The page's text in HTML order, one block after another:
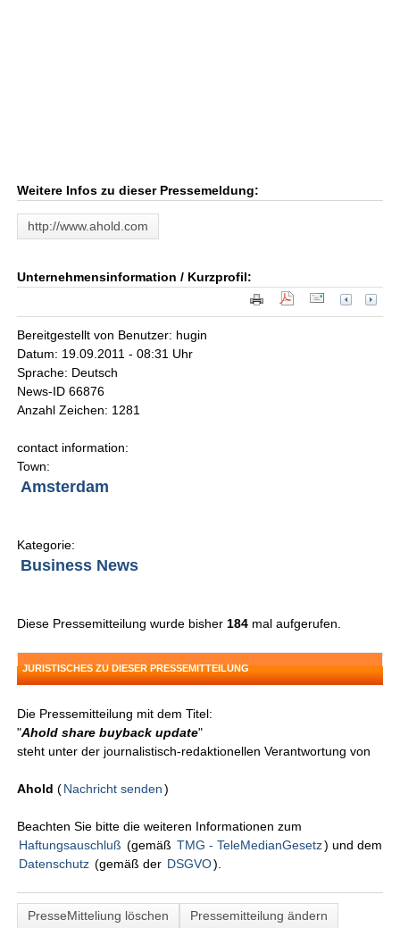
Weitere Infos zu dieser Pressemeldung:
http://www.ahold.com
Unternehmensinformation / Kurzprofil:
Bereitgestellt von Benutzer: hugin
Datum: 19.09.2011 - 08:31 Uhr
Sprache: Deutsch
News-ID 66876
Anzahl Zeichen: 1281
contact information:
Town:
Amsterdam
Kategorie:
Business News
Diese Pressemitteilung wurde bisher 184 mal aufgerufen.
JURISTISCHES ZU DIESER PRESSEMITTEILUNG
Die Pressemitteilung mit dem Titel:
"Ahold share buyback update"
steht unter der journalistisch-redaktionellen Verantwortung von
Ahold(Nachricht senden )
Beachten Sie bitte die weiteren Informationen zum
Haftungsauschluß (gemäß TMG - TeleMedianGesetz) und dem
Datenschutz (gemäß der DSGVO).
PresseMitteliung löschen Pressemitteilung ändern